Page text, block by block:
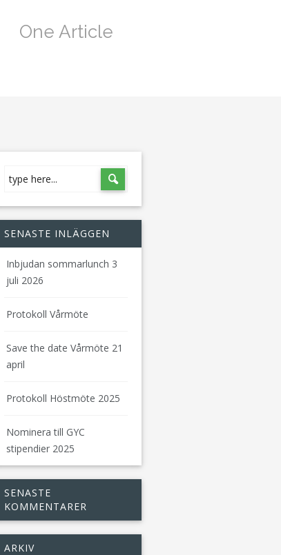
One Article
SENASTE INLÄGGEN
Inbjudan sommarlunch 3
juli 2026
Protokoll Vårmöte
Save the date Vårmöte 21
april
Protokoll Höstmöte 2025
Nominera till GYC
stipendier 2025
SENASTE
KOMMENTARER
ARKIV